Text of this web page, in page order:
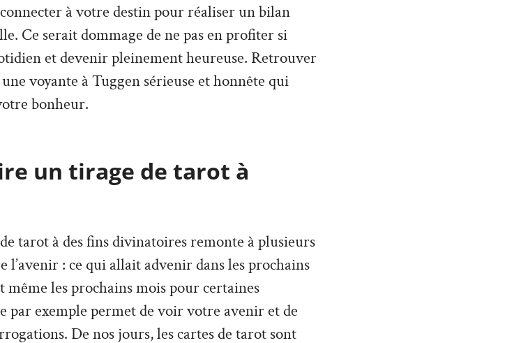
à votre destin pour réaliser un bilan
Ce serait dommage de ne pas en profiter si
et devenir pleinement heureuse. Retrouver
voyante à Tuggen sérieuse et honnête qui
bonheur.
un tirage de tarot à
tarot à des fins divinatoires remonte à plusieurs
l’avenir : ce qui allait advenir dans les prochains
même les prochains mois pour certaines
par exemple permet de voir votre avenir et de
De nos jours, les cartes de tarot sont